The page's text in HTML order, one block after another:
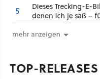
5
Dieses Trecking-E-
denen ich je saß –
mehr anzeigen
TOP-RELEASES